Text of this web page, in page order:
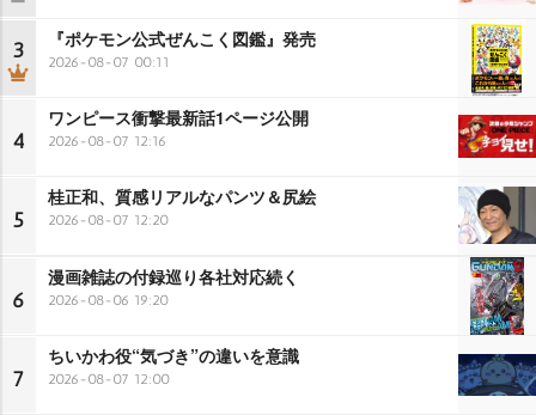
3 『ポケモン公式ぜんこく図鑑』発売
2026-08-07 00:11
4
ワンピース衝撃最新話1ページ公開
2026-08-07 12:16
5
桂正和、質感リアルなパンツ＆尻絵
2026-08-07 12:20
6
漫画雑誌の付録巡り各社対応続く
2026-08-06 19:20
7
ちいかわ役“気づき”の違いを意識
2026-08-07 12:00